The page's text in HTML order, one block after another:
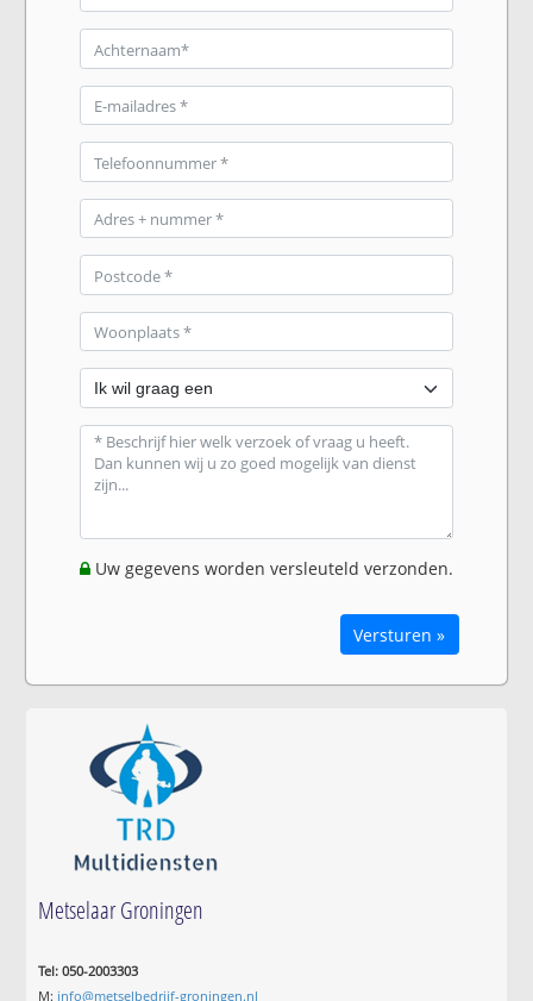
Uw gegevens worden versleuteld verzonden.
Versturen »
Metselaar Groningen
Tel: 050-2003303
M: info@metselbedrijf-groningen.nl